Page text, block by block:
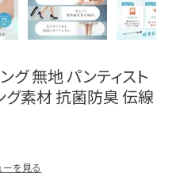
グ 無地 パンティスト
グ素材 抗菌防臭 伝線
ーを見る